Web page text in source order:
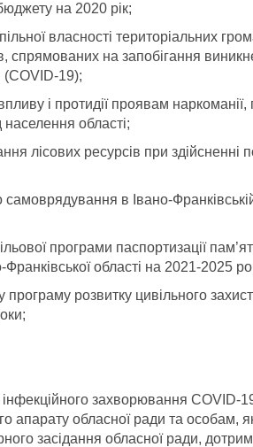
на 2020 рік;
власності територіальних
спрямованих на запобігання
(COVID-19);
і протидії проявам наркоманії,
області;
лісових ресурсів при здійсненні
в Івано-
програми паспортизації
Франківської області на 2021-2025
розвитку цивільного
інфекційного захворювання COVID-
апарату обласної ради та особам,
засідання обласної ради,